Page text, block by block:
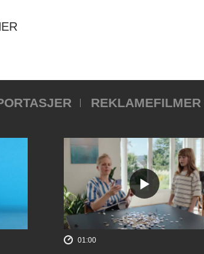
REKLAMEFILMER
01:00